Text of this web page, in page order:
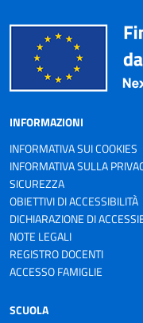
INFORMAZIONI
INFORMATIVA SUI COOKIES
INFORMATIVA SULLA
SICUREZZA
OBIETTIVI DI ACCESSIBILITÀ
DICHIARAZIONE DI
NOTE LEGALI
REGISTRO DOCENTI
ACCESSO FAMIGLIE
SCUOLA